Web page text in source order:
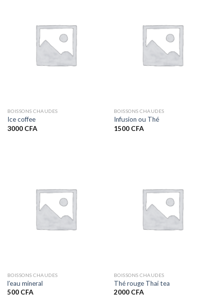
BOISSONS CHAUDES
Ice coffee
3000 CFA
BOISSONS CHAUDES
Infusion ou Thé
1500 CFA
BOISSONS CHAUDES
l’eau mineral
500 CFA
BOISSONS CHAUDES
Thé rouge Thai tea
2000 CFA